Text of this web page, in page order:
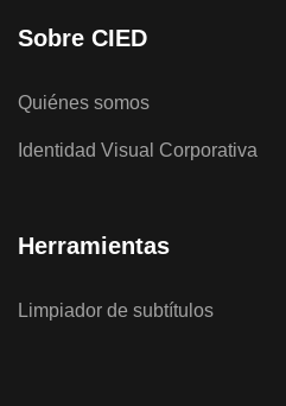
Sobre CIED
Quiénes somos
Identidad Visual Corporativa
Herramientas
Limpiador de subtítulos